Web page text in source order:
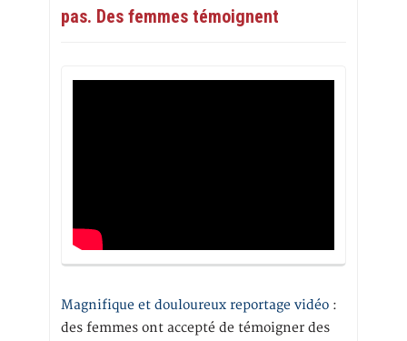
pas. Des femmes témoignent
Magnifique et douloureux reportage vidéo :
des femmes ont accepté de témoigner des